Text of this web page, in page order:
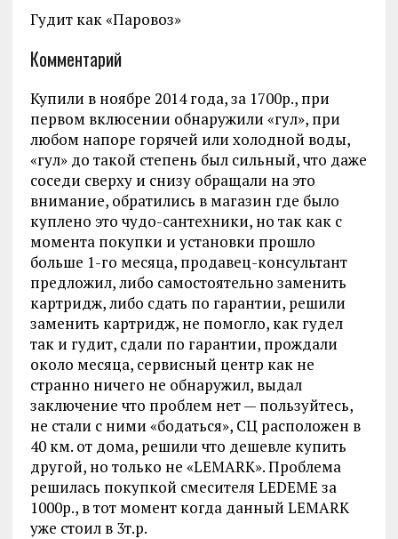
Гудит как «Паровоз»
Комментарий
Купили в ноябре 2014 года, за 1700р., при
первом вклюсении обнаружили «гул», при
любом напоре горячей или холодной воды,
«гул» до такой степень был сильный, что даже
соседи сверху и снизу обращали на это
внимание, обратились в магазин где было
куплено это чудо-сантехники, но так как с
момента покупки и установки прошло
больше 1-го месяца, продавец-консультант
предложил, либо самостоятельно заменить
картридж, либо сдать по гарантии, решили
заменить картридж, не помогло, как гудел
так и гудит, сдали по гарантии, прождали
около месяца, сервисный центр как не
странно ничего не обнаружил, выдал
заключение что проблем нет — пользуйтесь,
не стали с ними «бодаться», СЦ расположен в
40 км. от дома, решили что дешевле купить
другой, но только не «LEMARK». Проблема
решилась покупкой смесителя LEDEME за
1000р., в тот момент когда данный LEMARK
уже стоил в 3т.р.